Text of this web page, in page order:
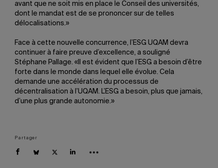
avant que ne soit mis en place le Conseil des universités,
dont le mandat est de se prononcer sur de telles
délocalisations.»
Face à cette nouvelle concurrence, l’ESG UQAM devra
continuer à faire preuve d’excellence, a souligné
Stéphane Pallage. «Il est évident que l’ESG a besoin d’être
forte dans le monde dans lequel elle évolue. Cela
demande une accélération du processus de
décentralisation à l’UQAM. L’ESG a besoin, plus que jamais,
d’une plus grande autonomie.»
Partager